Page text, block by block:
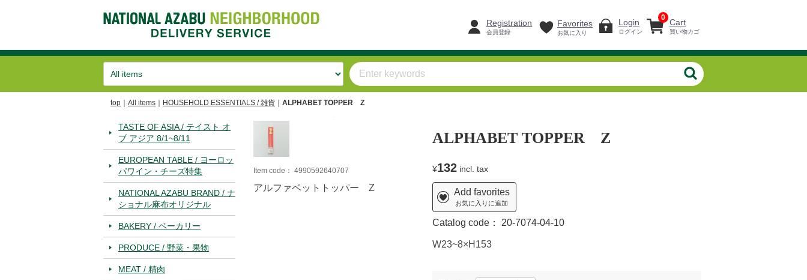
Cart
買い物カゴ
0
Registration
会員登録
Favorites
お気に入り
Login
ログイン
top All items HOUSEHOLD ESSENTIALS / 雑貨 ALPHABET TOPPER Z
TASTE OF ASIA / テイスト オ
ブ アジア 8/1~8/11
EUROPEAN TABLE / ヨーロッ
パワイン・チーズ特集
NATIONAL AZABU BRAND / ナ
ショナル麻布オリジナル
BAKERY / ベーカリー
PRODUCE / 野菜・果物
MEAT / 精肉
ALPHABET TOPPER Z
¥132incl. tax
Add favorites
お気に入りに追加
Catalog code： 20-7074-04-10
W23~8×H153
Item code： 4990592640707
アルファベットトッパー Z